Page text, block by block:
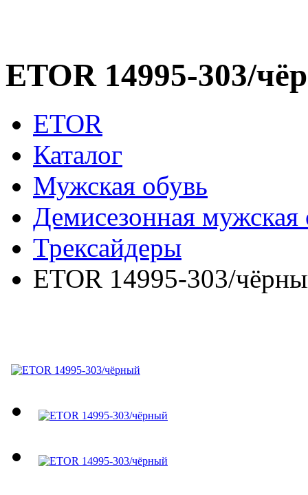
ETOR 14995-303/
ETOR
Каталог
Мужская обувь
Демисезонная мужская
Трексайдеры
ETOR 14995-303/